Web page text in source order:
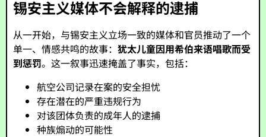
锡安主义媒体不会解释的逮捕
从一开始，与锡安主义立场一致的媒体和官员推动了一个
单一、情感共鸣的故事：犹太儿童因用希伯来语唱歌而受
到惩罚。这一叙事迅速掩盖了事实，包括：
航空公司记录在案的安全担忧
存在潜在的严重违规行为
对该团体负责的成年人的逮捕
种族煽动的可能性